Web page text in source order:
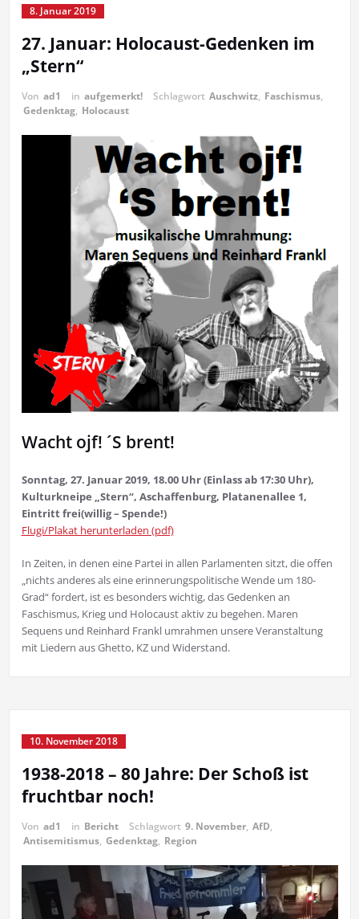
8. Januar 2019
27. Januar: Holocaust-Gedenken im
„Stern“
Von ad1 in aufgemerkt! Schlagwort Auschwitz, Faschismus,
Gedenktag, Holocaust
Wacht ojf! ´S brent!
Sonntag, 27. Januar 2019, 18.00 Uhr (Einlass ab 17:30 Uhr),
Kulturkneipe „Stern“, Aschaffenburg, Platanenallee 1,
Eintritt frei(willig – Spende!)
Flugi/Plakat herunterladen (pdf)
In Zeiten, in denen eine Partei in allen Parlamenten sitzt, die offen
„nichts anderes als eine erinnerungspolitische Wende um 180-
Grad“ fordert, ist es besonders wichtig, das Gedenken an
Faschismus, Krieg und Holocaust aktiv zu begehen. Maren
Sequens und Reinhard Frankl umrahmen unsere Veranstaltung
mit Liedern aus Ghetto, KZ und Widerstand.
10. November 2018
1938-2018 – 80 Jahre: Der Schoß ist
fruchtbar noch!
Von ad1 in Bericht Schlagwort 9. November, AfD,
Antisemitismus, Gedenktag, Region